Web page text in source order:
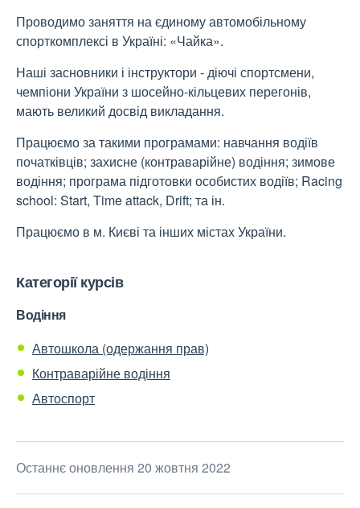
Проводимо заняття на єдиному автомобільному
спорткомплексі в Україні: «Чайка».
Наші засновники і інструктори - діючі спортсмени,
чемпіони України з шосейно-кільцевих перегонів,
мають великий досвід викладання.
Працюємо за такими програмами: навчання водіїв
початківців; захисне (контраварійне) водіння; зимове
водіння; програма підготовки особистих водіїв; Racing
school: Start, Time attack, Drift; та ін.
Працюємо в м. Києві та інших містах України.
Категорії курсів
Водіння
Автошкола (одержання прав)
Контраварійне водіння
Автоспорт
Останнє оновлення 20 жовтня 2022